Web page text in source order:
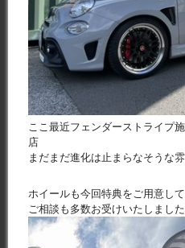
ここ最近フェンダーストライプ
店
まだまだ進化は止まらなそうな
ホイールも今回特典をご用意し
ご相談も多数お受けいたしました